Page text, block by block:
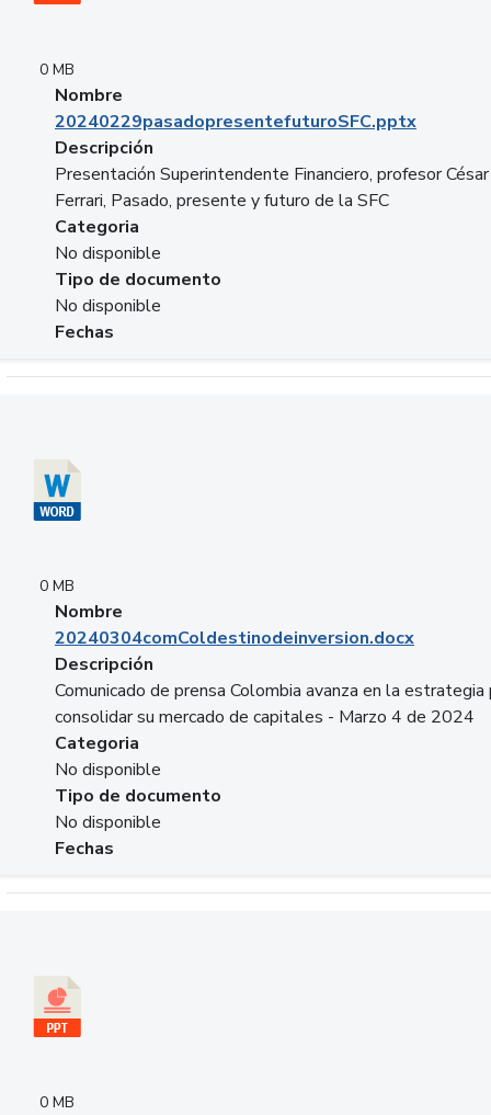
0 MB
Nombre
20240229pasadopresentefuturoSFC.pptx
Descripción
Presentación Superintendente Financiero, profesor César
Ferrari, Pasado, presente y futuro de la SFC
Categoria
No disponible
Tipo de documento
No disponible
Fechas
0 MB
Nombre
20240304comColdestinodeinversion.docx
Descripción
Comunicado de prensa Colombia avanza en la estrategia
consolidar su mercado de capitales - Marzo 4 de 2024
Categoria
No disponible
Tipo de documento
No disponible
Fechas
0 MB